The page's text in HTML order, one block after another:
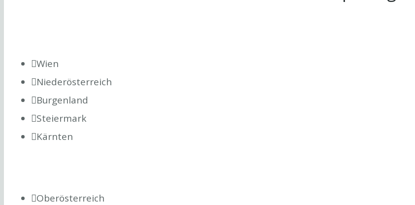
Wien
Niederösterreich
Burgenland
Steiermark
Kärnten
Oberösterreich